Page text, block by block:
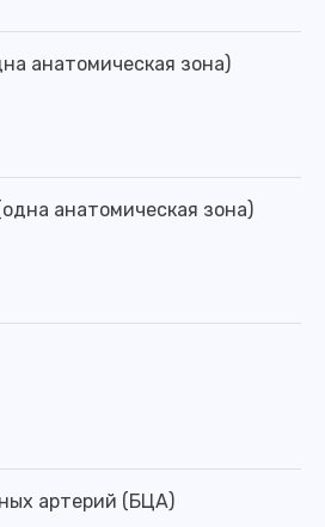
анатомическая зона)
анатомическая зона)
артерий (БЦА)